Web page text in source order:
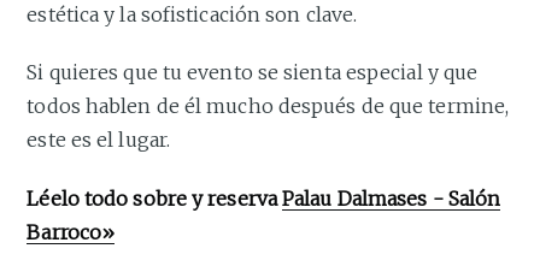
estética y la sofisticación son clave.
Si quieres que tu evento se sienta especial y que
todos hablen de él mucho después de que termine,
este es el lugar.
Léelo todo sobre y reservaPalau Dalmases - Salón
Barroco»